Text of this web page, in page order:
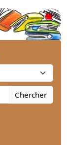
Chercher